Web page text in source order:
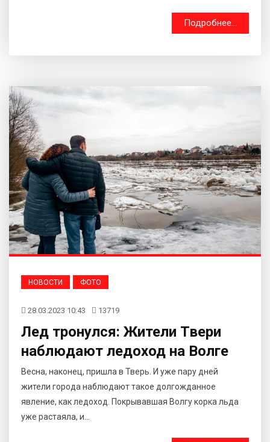
Подробнее...
НОВОСТИ ФОТО
28.03.2023 10:43 13719
Лед тронулся: Жители Твери
наблюдают ледоход на Волге
Весна, наконец, пришла в Тверь. И уже пару дней
жители города наблюдают такое долгожданное
явление, как ледоход. Покрывавшая Волгу корка льда
уже растаяла, и...